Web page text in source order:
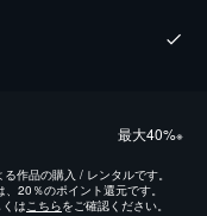
最⼤40%※
作品の購入 / レンタルです。
20％のポイント還元です。
はこちらをご確認ください。